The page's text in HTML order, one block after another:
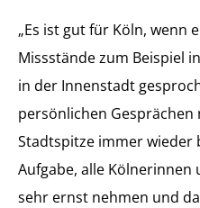
„Es ist gut für Köln, wenn
Missstände zum Beispiel
in der Innenstadt
persönlichen
Stadtspitze immer wieder
Aufgabe, alle
sehr ernst nehmen und